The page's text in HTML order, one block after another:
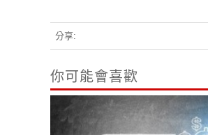
分享:
你可能會喜歡